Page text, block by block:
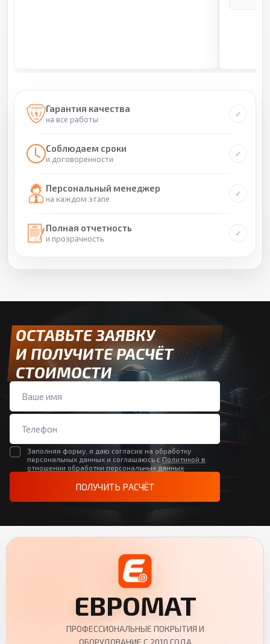
Гарантия качества
на все работы
Соблюдаем сроки
и договоренности
Персональный менеджер
на каждом этапе
Полная отчетность
и прозрачность
ОСТАВЬТЕ ЗАЯВКУ
И ПОЛУЧИТЕ РАСЧЁТ
СТОИМОСТИ
Заполняя форму, я даю согласие на обработку
персональных данных и соглашаюсь с Политикой в
отношении обработки персональных данных
ПОЛУЧИТЬ РАСЧЁТ
ЕВРОМАТ
ПРОФЕССИОНАЛЬНЫЕ ПОКРЫТИЯ И
ОБОРУДОВАНИЕ С 2010 ГОДА